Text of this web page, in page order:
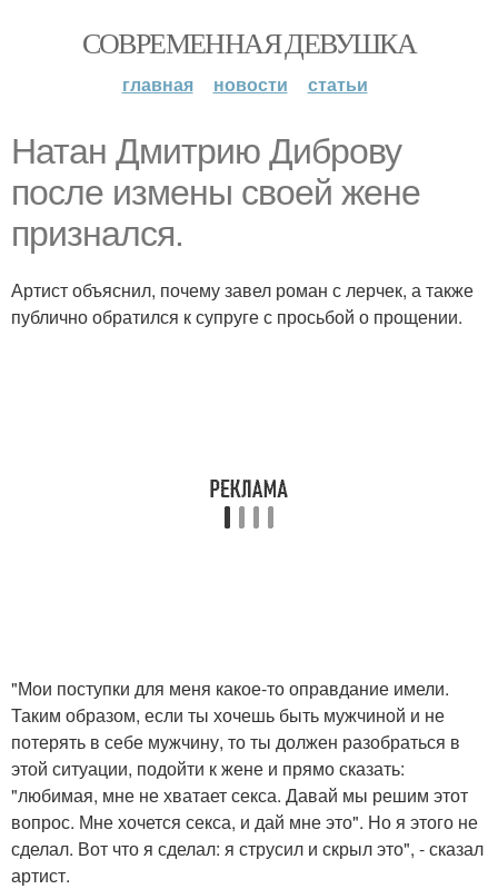
СОВРЕМЕННАЯ ДЕВУШКА
главная новости статьи
Натан Дмитрию Диброву
после измены своей жене
признался.
Артист объяснил, почему завел роман с лерчек, а также
публично обратился к супруге с просьбой о прощении.
"Мои поступки для меня какое-то оправдание имели.
Таким образом, если ты хочешь быть мужчиной и не
потерять в себе мужчину, то ты должен разобраться в
этой ситуации, подойти к жене и прямо сказать:
"любимая, мне не хватает секса. Давай мы решим этот
вопрос. Мне хочется секса, и дай мне это". Но я этого не
сделал. Вот что я сделал: я струсил и скрыл это", - сказал
артист.